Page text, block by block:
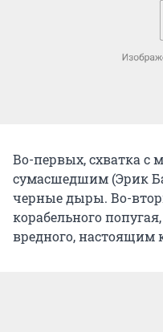
Во-первых, схватка с
сумасшедшим (Эрик
черные дыры. Во-
корабельного
вредного, настоящим